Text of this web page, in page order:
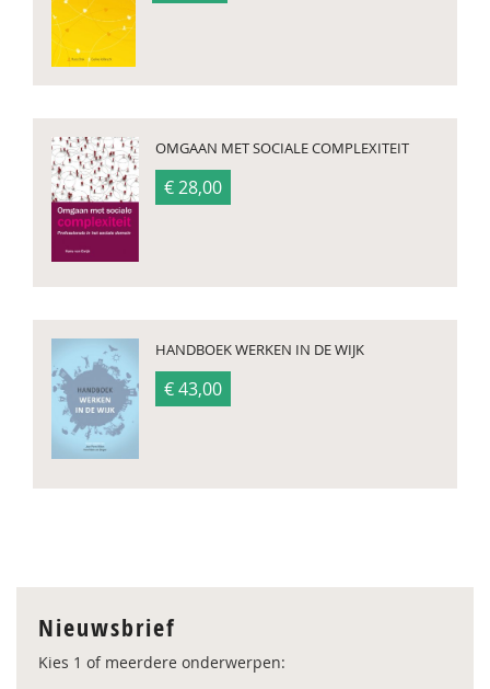
OMGAAN MET SOCIALE COMPLEXITEIT
€ 28,00
HANDBOEK WERKEN IN DE WIJK
€ 43,00
Nieuwsbrief
Kies 1 of meerdere onderwerpen: